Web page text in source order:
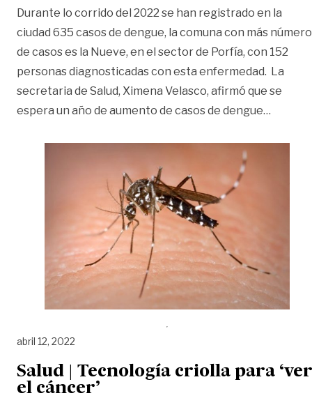
Durante lo corrido del 2022 se han registrado en la
ciudad 635 casos de dengue, la comuna con más
de casos es la Nueve, en el sector de Porfía, con 152
personas diagnosticadas con esta enfermedad. La
secretaria de Salud, Ximena Velasco, afirmó que se
espera un año de aumento de casos de dengue…
abril 12, 2022
Salud | Tecnología criolla para ‘ver
el cáncer’